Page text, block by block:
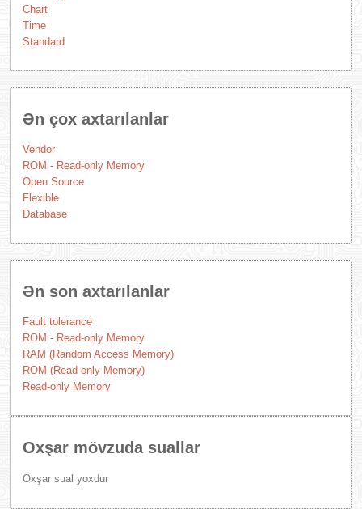
Chart
Time
Standard
Ən çox axtarılanlar
Vendor
ROM - Read-only Memory
Open Source
Flexible
Database
Ən son axtarılanlar
Fault tolerance
ROM - Read-only Memory
RAM (Random Access Memory)
ROM (Read-only Memory)
Read-only Memory
Oxşar mövzuda suallar
Oxşar sual yoxdur